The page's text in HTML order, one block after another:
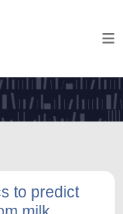
to predict